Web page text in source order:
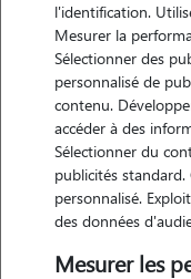
l'identification.
Mesurer la
Sélectionner des
personnalisé de
contenu.
accéder à des
Sélectionner du
publicités
personnalisé.
des données
Mesurer les